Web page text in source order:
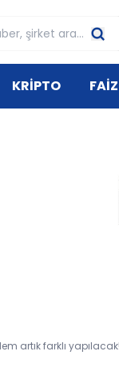
KRİPTO FAİZ
artık farklı